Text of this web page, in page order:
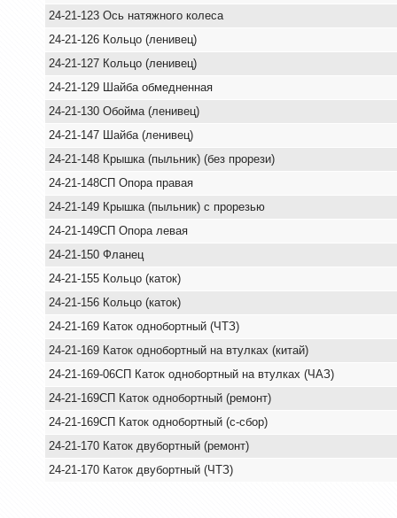
24-21-123 Ось натяжного колеса
24-21-126 Кольцо (ленивец)
24-21-127 Кольцо (ленивец)
24-21-129 Шайба обмедненная
24-21-130 Обойма (ленивец)
24-21-147 Шайба (ленивец)
24-21-148 Крышка (пыльник) (без прорези)
24-21-148СП Опора правая
24-21-149 Крышка (пыльник) с прорезью
24-21-149СП Опора левая
24-21-150 Фланец
24-21-155 Кольцо (каток)
24-21-156 Кольцо (каток)
24-21-169 Каток однобортный (ЧТЗ)
24-21-169 Каток однобортный на втулках (китай)
24-21-169-06СП Каток однобортный на втулках (ЧАЗ)
24-21-169СП Каток однобортный (ремонт)
24-21-169СП Каток однобортный (с-сбор)
24-21-170 Каток двубортный (ремонт)
24-21-170 Каток двубортный (ЧТЗ)